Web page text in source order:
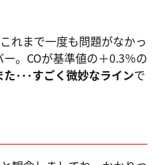
れまで一度も問題がなかっ
。COが基準値の＋0.3％の
･･･すごく微妙なラインで